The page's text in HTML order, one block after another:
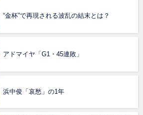
“金杯”で再現される波乱の結末とは？
アドマイヤ「G1・45連敗」
浜中俊「哀愁」の1年